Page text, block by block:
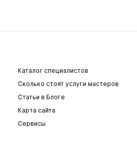
Каталог специалистов
Сколько стоят услуги мастеров
Статьи в Блоге
Карта сайта
Сервисы